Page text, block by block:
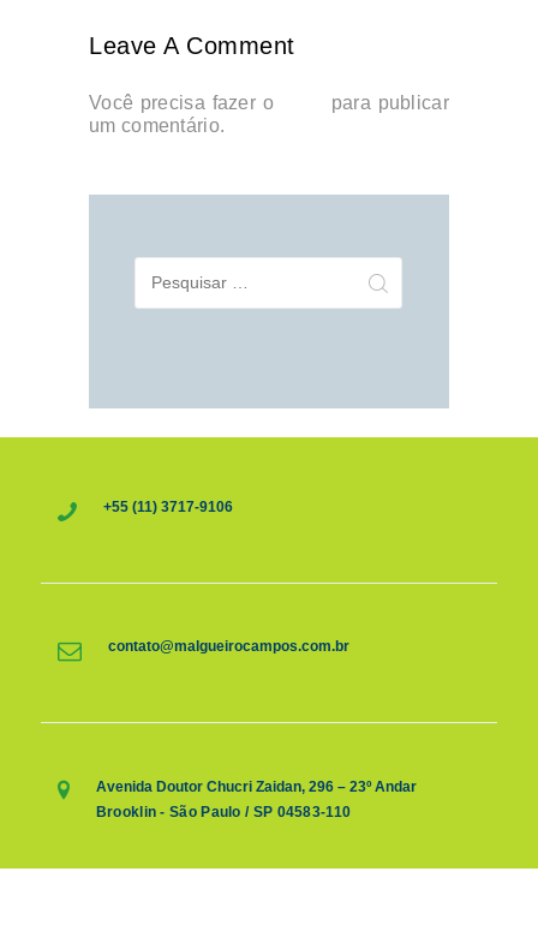
Leave A Comment
Você precisa fazer o
para publicar
um comentário.
por:
+55 (11) 3717-9106
contato@malgueirocampos.com.br
Avenida Doutor Chucri Zaidan, 296 – 23º Andar
Brooklin - São Paulo / SP 04583-110